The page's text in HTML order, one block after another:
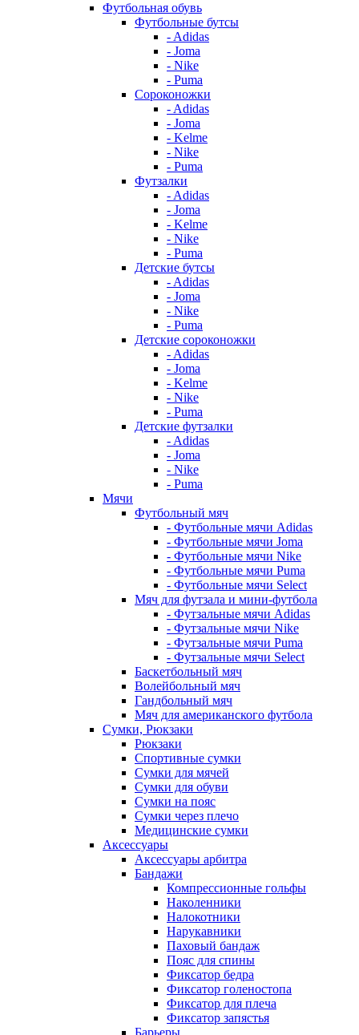
Футбольная обувь
Футбольные бутсы
- Adidas
- Joma
- Nike
- Puma
Сороконожки
- Adidas
- Joma
- Kelme
- Nike
- Puma
Футзалки
- Adidas
- Joma
- Kelme
- Nike
- Puma
Детские бутсы
- Adidas
- Joma
- Nike
- Puma
Детские сороконожки
- Adidas
- Joma
- Kelme
- Nike
- Puma
Детские футзалки
- Adidas
- Joma
- Nike
- Puma
Мячи
Футбольный мяч
- Футбольные мячи Adidas
- Футбольные мячи Joma
- Футбольные мячи Nike
- Футбольные мячи Puma
- Футбольные мячи Select
Мяч для футзала и мини-футбола
- Футзальные мячи Adidas
- Футзальные мячи Nike
- Футзальные мячи Puma
- Футзальные мячи Select
Баскетбольный мяч
Волейбольный мяч
Гандбольный мяч
Мяч для американского футбола
Сумки, Рюкзаки
Рюкзаки
Спортивные сумки
Сумки для мячей
Сумки для обуви
Сумки на пояс
Сумки через плечо
Медицинские сумки
Аксессуары
Аксессуары арбитра
Бандажи
Компрессионные гольфы
Наколенники
Налокотники
Нарукавники
Паховый бандаж
Пояс для спины
Фиксатор бедра
Фиксатор голеностопа
Фиксатор для плеча
Фиксатор запястья